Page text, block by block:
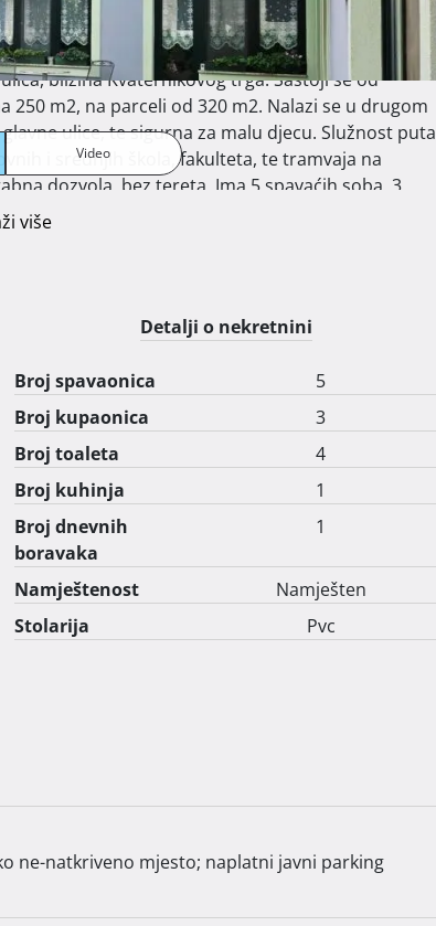
Video
m2, na parceli od 320 m2. Nalazi se u drugom
ulice, te sigurna za malu djecu. Služnost puta
i srednjih škola, fakulteta, te tramvaja na
dozvola, bez tereta. Ima 5 spavaćih soba, 3
kuhinju, ostavu, kotlovnicu s
Eura. Agencije isključene.
više
Detalji o nekretnini
Broj spavaonica
5
Broj kupaonica
3
Broj toaleta
4
Broj kuhinja
1
Broj dnevnih
boravaka
1
Namještenost
Namješten
Stolarija
Pvc
ne-natkriveno mjesto; naplatni javni parking